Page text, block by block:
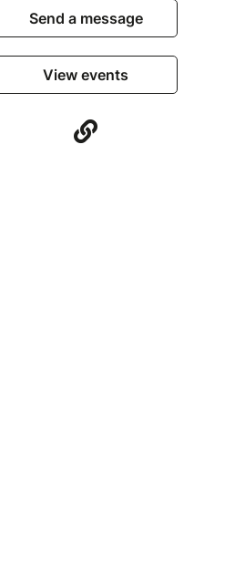
Send a message
View events